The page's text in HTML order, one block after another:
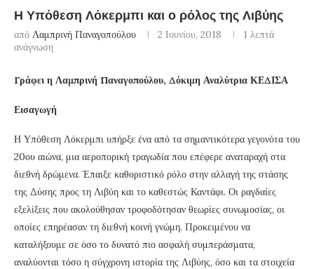
Η Υπόθεση Λόκερμπι και ο ρόλος της Λιβύης
από Λαμπρινή Παναγοπούλου 2 Ιουνίου, 2018
1 λεπτά
ανάγνωση
Γράφει η Λαμπρινή Παναγοπούλου, Δόκιμη Αναλύτρια ΚΕΔΙΣΑ
Εισαγωγή
Η Υπόθεση Λόκερμπι υπήρξε ένα από τα σημαντικότερα γεγονότα του
20ου αιώνα, μια αεροπορική τραγωδία που επέφερε αναταραχή στα
διεθνή δρώμενα. Έπαιξε καθοριστικό ρόλο στην αλλαγή της στάσης
της Δύσης προς τη Λιβύη και το καθεστώς Καντάφι. Οι ραγδαίες
εξελίξεις που ακολούθησαν τροφοδότησαν θεωρίες συνωμοσίας, οι
οποίες επηρέασαν τη διεθνή κοινή γνώμη. Προκειμένου να
καταλήξουμε σε όσο το δυνατό πιο ασφαλή συμπεράσματα,
αναλύονται τόσο η σύγχρονη ιστορία της Λιβύης, όσο και τα στοιχεία